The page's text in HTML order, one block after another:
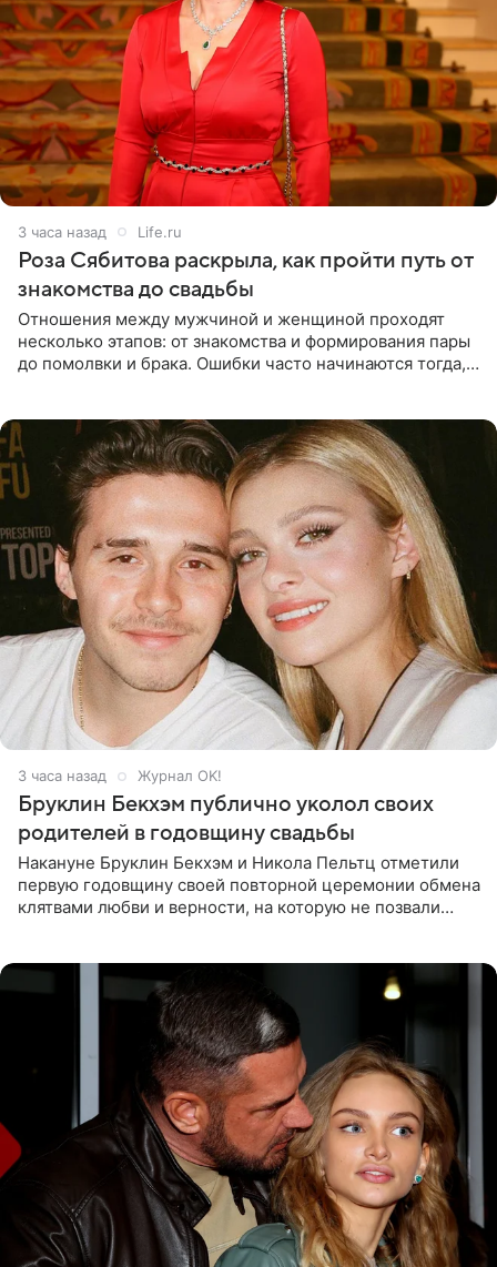
3 часа назад Life.ru
Роза Сябитова раскрыла, как пройти путь от
знакомства до свадьбы
Отношения между мужчиной и женщиной проходят
несколько этапов: от знакомства и формирования пары
до помолвки и брака. Ошибки часто начинаются тогда,
3 часа назад Журнал OK!
Бруклин Бекхэм публично уколол своих
родителей в годовщину свадьбы
Накануне Бруклин Бекхэм и Никола Пельтц отметили
первую годовщину своей повторной церемонии обмена
клятвами любви и верности, на которую не позвали